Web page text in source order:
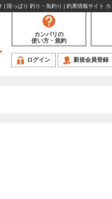
陸っぱり 釣り・魚釣り | 釣果情報サイト カ
カンパリの
使い方・規約
ログイン 新規会員登録